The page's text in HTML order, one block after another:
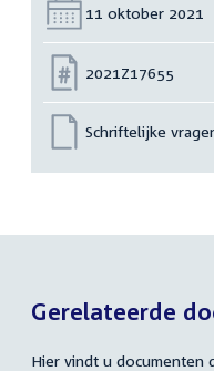
Datum:
11 oktober 2021
Nummer:
2021Z17655
Schriftelijke
Gerelateerde
Hier vindt u documenten